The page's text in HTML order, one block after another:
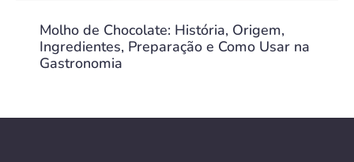
Molho de Chocolate: História, Origem,
Ingredientes, Preparação e Como Usar na
Gastronomia